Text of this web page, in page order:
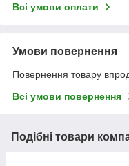
Всі умови оплати
Умови повернення
Повернення товару
Всі умови повернення
Подібні товари